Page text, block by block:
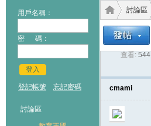
用戶名稱：
密 碼：
登入
登記帳號 忘記密碼
討論區
討論區
›
查看: 544
cmami